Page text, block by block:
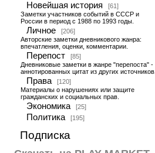
Новейшая история
[61]
Заметки участников событий в СССР и
России в период с 1988 по 1993 годы.
Личное
[206]
Авторские заметки дневникового жанра:
впечатления, оценки, комментарии.
Перепост
[85]
Дневниковые заметки в жанре "перепоста" -
аннотированных цитат из других источников.
Права
[120]
Материалы о нарушениях или защите
гражданских и социальных прав.
Экономика [25]
Политика [195]
Подписка